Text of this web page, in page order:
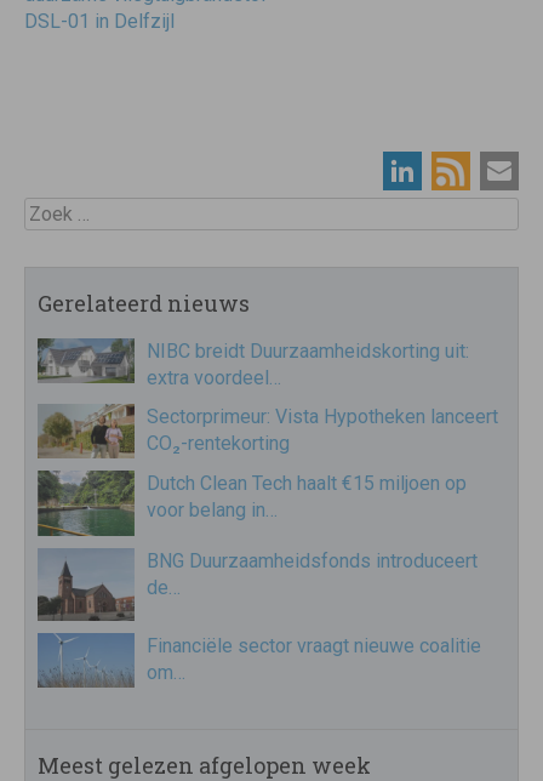
DSL-01 in Delfzijl
Zoek
Gerelateerd nieuws
NIBC breidt Duurzaamheidskorting uit:
extra voordeel…
Sectorprimeur: Vista Hypotheken lanceert
CO₂-rentekorting
Dutch Clean Tech haalt €15 miljoen op
voor belang in…
BNG Duurzaamheidsfonds introduceert
de…
Financiële sector vraagt nieuwe coalitie
om…
Meest gelezen afgelopen week